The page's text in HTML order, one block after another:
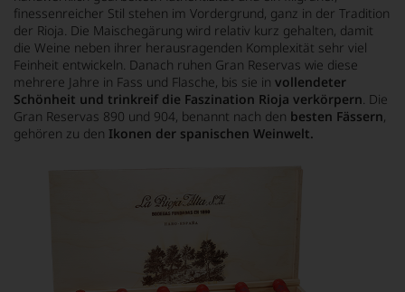
finessenreicher Stil stehen im Vordergrund, ganz in der Tradition
der Rioja. Die Maischegärung wird relativ kurz gehalten, damit
die Weine neben ihrer herausragenden Komplexität sehr viel
Feinheit entwickeln. Danach ruhen Gran Reservas wie diese
mehrere Jahre in Fass und Flasche, bis sie in vollendeter
Schönheit und trinkreif die Faszination Rioja verkörpern. Die
Gran Reservas 890 und 904, benannt nach den besten Fässern,
gehören zu den Ikonen der spanischen Weinwelt.